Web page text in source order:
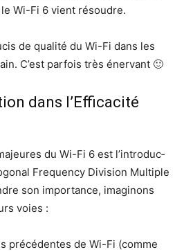
Wi-Fi 6 vient résoudre.
de qua­li­té du Wi-Fi dans les
C’est par­fois très énervant 🙂
dans l’Efficacité
du Wi-Fi 6 est l’in­tro­duc­
Fre­quen­cy Divi­sion Mul­tiple
son impor­tance, ima­gi­nons
voies :
pré­cé­dentes de Wi-Fi (comme